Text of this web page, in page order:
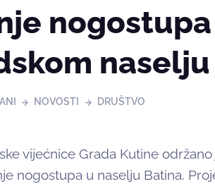
NOVOSTI DRUŠTVO
vijećnice Grada Kutine
nogostupa u naselju Batina.